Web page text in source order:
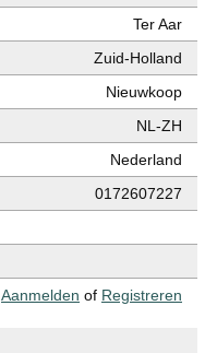
Ter Aar
Zuid-Holland
Nieuwkoop
NL-ZH
Nederland
0172607227
Aanmelden of Registreren